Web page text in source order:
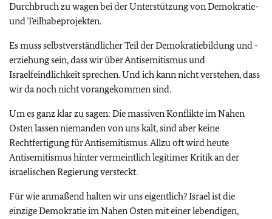
Durchbruch zu wagen bei der Unterstützung von Demokratie-
und Teilhabeprojekten.
Es muss selbstverständlicher Teil der Demokratiebildung und -
erziehung sein, dass wir über Antisemitismus und
Israelfeindlichkeit sprechen. Und ich kann nicht verstehen, dass
wir da noch nicht vorangekommen sind.
Um es ganz klar zu sagen: Die massiven Konflikte im Nahen
Osten lassen niemanden von uns kalt, sind aber keine
Rechtfertigung für Antisemitismus. Allzu oft wird heute
Antisemitismus hinter vermeintlich legitimer Kritik an der
israelischen Regierung versteckt.
Für wie anmaßend halten wir uns eigentlich? Israel ist die
einzige Demokratie im Nahen Osten mit einer lebendigen,